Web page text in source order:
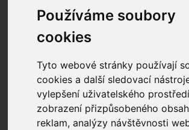
Používáme soubory
cookies
Tyto webové stránky používají
cookies a další sledovací
vylepšení uživatelského
zobrazení přizpůsobeného
reklam, analýzy návštěvnosti